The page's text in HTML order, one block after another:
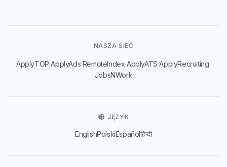
NASZA SIEĆ
ApplyTOP·ApplyAds·RemoteIndex·ApplyATS·ApplyRecruiting·
JobsNWork
JĘZYK
EnglishPolskiEspañolहिन्दी